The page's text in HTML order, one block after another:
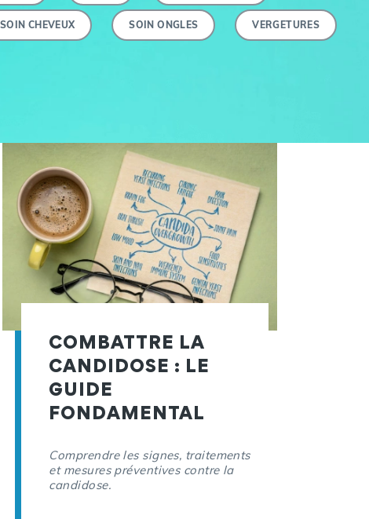
SOIN CHEVEUX SOIN ONGLES VERGETURES
COMBATTRE LA
CANDIDOSE : LE
GUIDE
FONDAMENTAL
Comprendre les signes, traitements
et mesures préventives contre la
candidose.